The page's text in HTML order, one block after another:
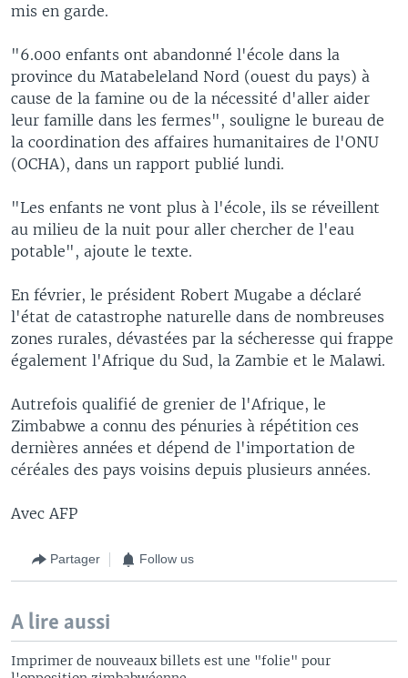
mis en garde.
"6.000 enfants ont abandonné l'école dans la
province du Matabeleland Nord (ouest du pays) à
cause de la famine ou de la nécessité d'aller aider
leur famille dans les fermes", souligne le bureau de
la coordination des affaires humanitaires de l'ONU
(OCHA), dans un rapport publié lundi.
"Les enfants ne vont plus à l'école, ils se réveillent
au milieu de la nuit pour aller chercher de l'eau
potable", ajoute le texte.
En février, le président Robert Mugabe a déclaré
l'état de catastrophe naturelle dans de nombreuses
zones rurales, dévastées par la sécheresse qui frappe
également l'Afrique du Sud, la Zambie et le Malawi.
Autrefois qualifié de grenier de l'Afrique, le
Zimbabwe a connu des pénuries à répétition ces
dernières années et dépend de l'importation de
céréales des pays voisins depuis plusieurs années.
Avec AFP
Partager Follow us
A lire aussi
Imprimer de nouveaux billets est une "folie" pour